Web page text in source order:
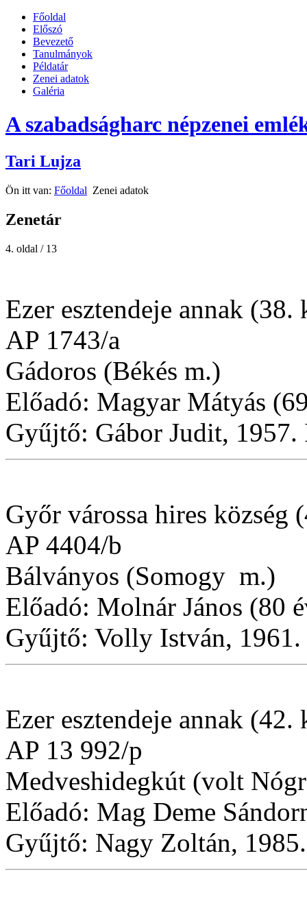
Főoldal
Előszó
Bevezető
Tanulmányok
Példatár
Zenei adatok
Galéria
A szabadságharc népzenei
Tari Lujza
Ön itt van: Főoldal Zenei adatok
Zenetár
4. oldal / 13
Ezer esztendeje annak (38.
AP 1743/a
Gádoros (Békés m.)
Előadó: Magyar Mátyás
Gyűjtő: Gábor Judit,
Győr várossa hires község
AP 4404/b
Bálványos (Somogy m.)
Előadó: Molnár János (80
Gyűjtő: Volly István, 1961.
Ezer esztendeje annak (42.
AP 13 992/p
Medveshidegkút (volt
Előadó: Mag Deme
Gyűjtő: Nagy Zoltán,